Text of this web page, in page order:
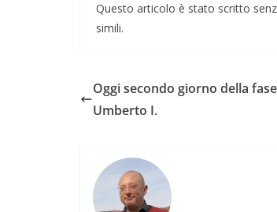
Questo articolo è stato scritto
simili.
Oggi secondo giorno della
Umberto I.